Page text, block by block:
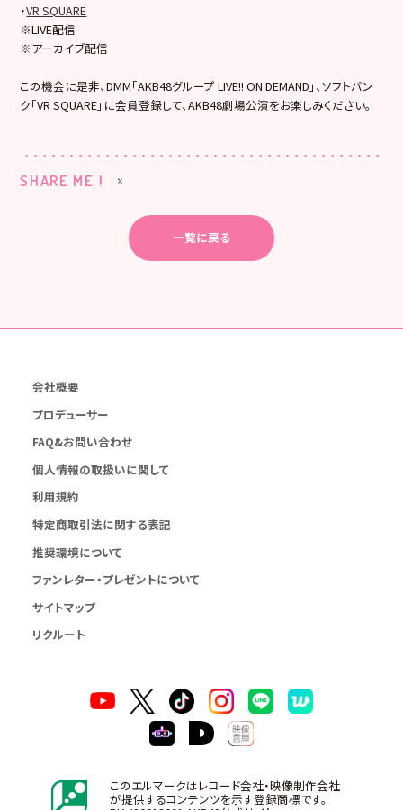
・VR SQUARE
※LIVE配信
※アーカイブ配信
この機会に是非、DMM「AKB48グループ LIVE!! ON DEMAND」、ソフトバン
ク「VR SQUARE」に会員登録して、AKB48劇場公演をお楽しみください。
SHARE ME !
一覧に戻る
会社概要
プロデューサー
FAQ&お問い合わせ
個人情報の取扱いに関して
利用規約
特定商取引法に関する表記
推奨環境について
ファンレター・プレゼントについて
サイトマップ
リクルート
このエルマークはレコード会社・映像制作会社
が提供するコンテンツを示す登録商標です。